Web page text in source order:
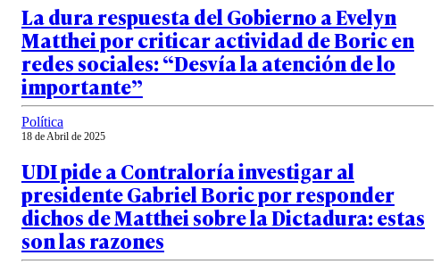
La dura respuesta del Gobierno a Evelyn
Matthei por criticar actividad de Boric en
redes sociales: “Desvía la atención de lo
importante”
Política
18 de Abril de 2025
UDI pide a Contraloría investigar al
presidente Gabriel Boric por responder
dichos de Matthei sobre la Dictadura: estas
son las razones